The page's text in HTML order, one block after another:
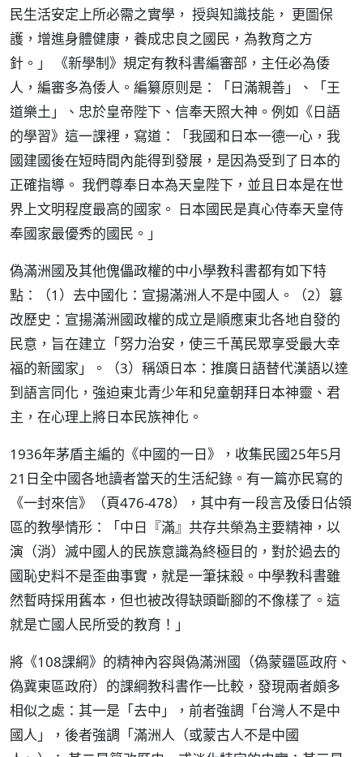
民生活安定上所必需之實學， 授與知識技能， 更圖保
護，增進身體健康，養成忠良之國民，為教育之方
針。」 《新學制》規定有教科書編審部，主任必為倭
人，編審多為倭人。編纂原则是：「日滿親善」、「王
道樂土」、忠於皇帝陛下、信奉天照大神。例如《日語
的學習》這一課裡，寫道：「我國和日本一德一心，我
國建國後在短時間內能得到發展，是因為受到了日本的
正確指導。 我們尊奉日本為天皇陛下，並且日本是在世
界上文明程度最高的國家。 日本國民是真心侍奉天皇侍
奉國家最優秀的國民。」
偽滿洲國及其他傀儡政權的中小學教科書都有如下特
點：（1）去中國化：宣揚滿洲人不是中國人。（2）篡
改歷史：宣揚滿洲國政權的成立是順應東北各地自發的
民意，旨在建立「努力治安，使三千萬民眾享受最大幸
福的新國家」。（3）稱頌日本：推廣日語替代漢語以達
到語言同化，強迫東北青少年和兒童朝拜日本神靈、君
主，在心理上將日本民族神化。
1936年茅盾主編的《中國的一日》，收集民國25年5月
21日全中國各地讀者當天的生活紀錄。有一篇亦民寫的
《一封來信》（頁476-478），其中有一段言及倭日佔領
區的教學情形：「中日『滿』共存共榮為主要精神，以
演（消）滅中國人的民族意識為終極目的，對於過去的
國恥史料不是歪曲事實，就是一筆抹殺。中學教科書雖
然暫時採用舊本，但也被改得缺頭斷腳的不像樣了。這
就是亡國人民所受的教育！」
將《108課綱》的精神內容與偽滿洲國（偽蒙疆區政府、
偽冀東區政府）的課綱教科書作一比較，發現兩者頗多
相似之處：其一是「去中」，前者強調「台灣人不是中
國人」，後者強調「滿洲人（或蒙古人不是中國